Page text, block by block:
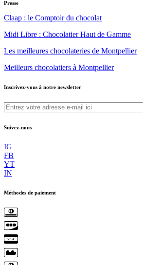
Presse
Claap : le Comptoir du chocolat
Midi Libre : Chocolatier Haut de Gamme
Les meilleures chocolateries de Montpellier
Meilleurs chocolatiers à Montpellier
Inscrivez-vous à notre newsletter
Suivez-nous
IG
FB
YT
IN
Méthodes de paiement